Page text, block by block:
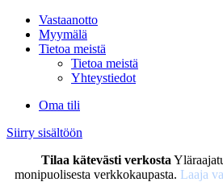
Vastaanotto
Myymälä
Tietoa meistä
Tietoa meistä
Yhteystiedot
Oma tili
Siirry sisältöön
Tilaa kätevästi verkosta
monipuolisesta verkkokaupasta. Laaja